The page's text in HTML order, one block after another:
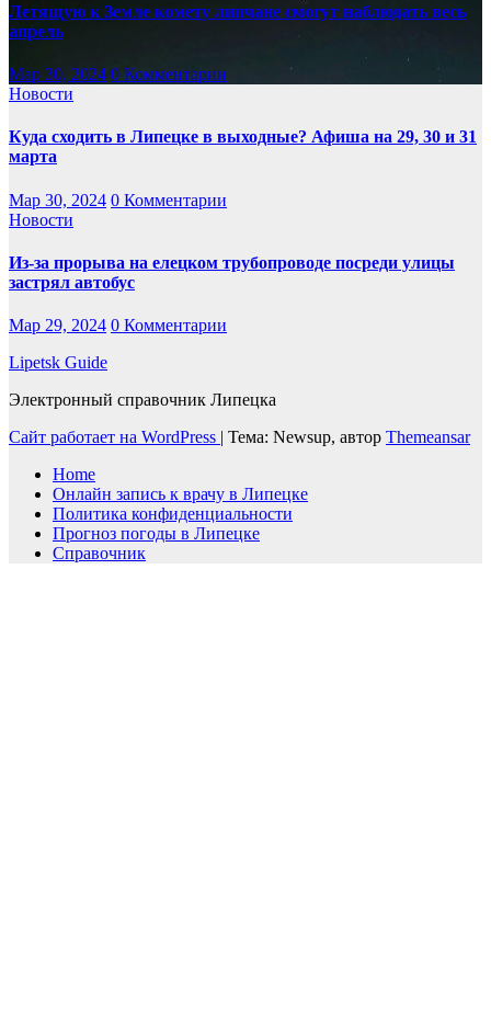
Летящую к Земле комету липчане смогут наблюдать весь
апрель
Мар 30, 2024 0 Комментарии
Новости
Куда сходить в Липецке в выходные? Афиша на 29, 30 и 31
марта
Мар 30, 2024 0 Комментарии
Новости
Из-за прорыва на елецком трубопроводе посреди улицы
застрял автобус
Мар 29, 2024 0 Комментарии
Lipetsk Guide
Электронный справочник Липецка
Сайт работает на WordPress | Тема: Newsup, автор Themeansar
Home
Онлайн запись к врачу в Липецке
Политика конфиденциальности
Прогноз погоды в Липецке
Справочник